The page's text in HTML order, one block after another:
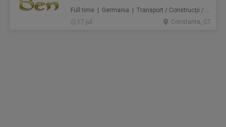
Full time | Germania | Transport / Construcţii / Amenajări
17 jul.
Constanta, CT